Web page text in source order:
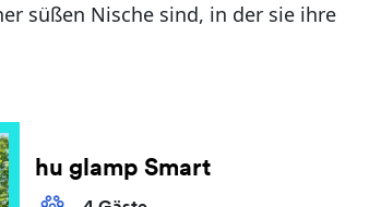
süßen Nische sind, in der sie ihre
hu glamp Smart